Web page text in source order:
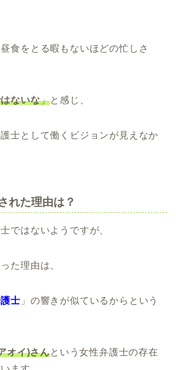
食をとる暇もないほどの忙しさ
ないな」と感じ、
士として働くビジョンが見えなか
れた理由は？
ではないようですが、
た理由は、
士 」の響きが似ているからという
オイ)さんという女性弁護士の存在